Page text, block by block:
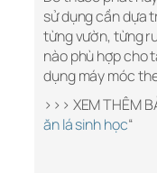
sử dụng cần dựa
từng vườn, từng
nào phù hợp cho
dụng máy móc
>>> XEM THÊM
ăn lá sinh học“